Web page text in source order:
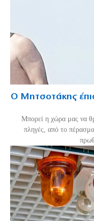
Ο Μητσοτάκης
Mπορεί η χώρα μας να
πληγές, από το